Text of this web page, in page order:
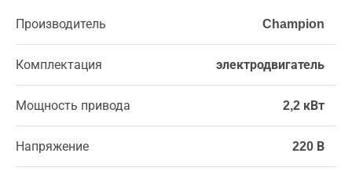
Производитель Champion
Комплектация электродвигатель
Мощность привода 2,2 кВт
Напряжение 220 В